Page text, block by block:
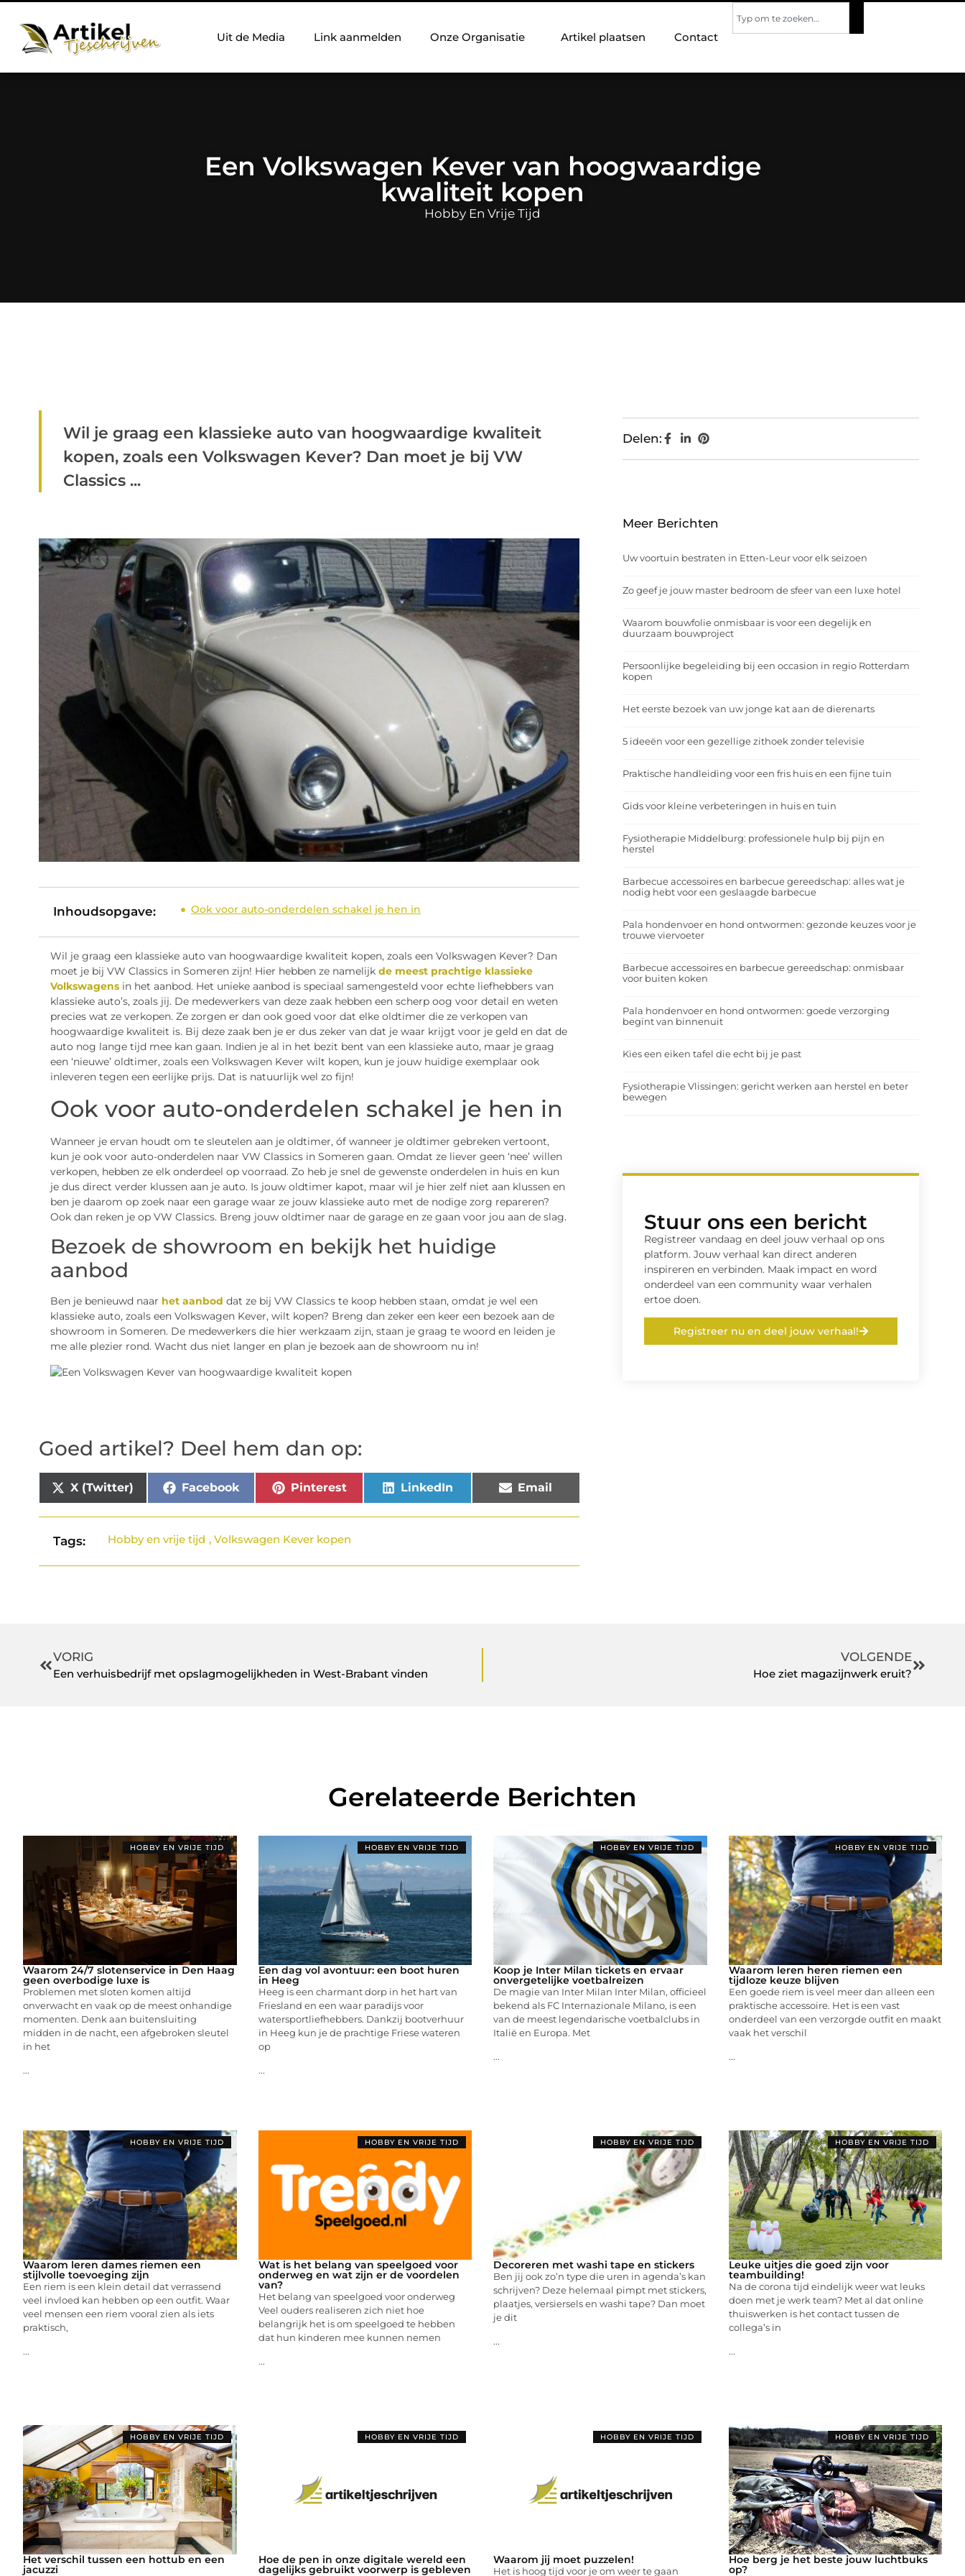
Uit de Media Link aanmelden Onze Organisatie Artikel plaatsen Contact
Een Volkswagen Kever van hoogwaardige
kwaliteit kopen
Hobby En Vrije Tijd
Wil je graag een klassieke auto van hoogwaardige kwaliteit
kopen, zoals een Volkswagen Kever? Dan moet je bij VW
Classics ...
Inhoudsopgave: Ook voor auto-onderdelen schakel je hen in
Wil je graag een klassieke auto van hoogwaardige kwaliteit kopen, zoals een Volkswagen Kever? Dan
moet je bij VW Classics in Someren zijn! Hier hebben ze namelijk de meest prachtige klassieke
Volkswagensin het aanbod. Het unieke aanbod is speciaal samengesteld voor echte liefhebbers van
klassieke auto’s, zoals jij. De medewerkers van deze zaak hebben een scherp oog voor detail en weten
precies wat ze verkopen. Ze zorgen er dan ook goed voor dat elke oldtimer die ze verkopen van
hoogwaardige kwaliteit is. Bij deze zaak ben je er dus zeker van dat je waar krijgt voor je geld en dat de
auto nog lange tijd mee kan gaan. Indien je al in het bezit bent van een klassieke auto, maar je graag
een ‘nieuwe’ oldtimer, zoals een Volkswagen Kever wilt kopen, kun je jouw huidige exemplaar ook
inleveren tegen een eerlijke prijs. Dat is natuurlijk wel zo fijn!
Ook voor auto-onderdelen schakel je hen in
Wanneer je ervan houdt om te sleutelen aan je oldtimer, óf wanneer je oldtimer gebreken vertoont,
kun je ook voor auto-onderdelen naar VW Classics in Someren gaan. Omdat ze liever geen ‘nee’ willen
verkopen, hebben ze elk onderdeel op voorraad. Zo heb je snel de gewenste onderdelen in huis en kun
je dus direct verder klussen aan je auto. Is jouw oldtimer kapot, maar wil je hier zelf niet aan klussen en
ben je daarom op zoek naar een garage waar ze jouw klassieke auto met de nodige zorg repareren?
Ook dan reken je op VW Classics. Breng jouw oldtimer naar de garage en ze gaan voor jou aan de slag.
Bezoek de showroom en bekijk het huidige
aanbod
Ben je benieuwd naar het aanbod dat ze bij VW Classics te koop hebben staan, omdat je wel een
klassieke auto, zoals een Volkswagen Kever, wilt kopen? Breng dan zeker een keer een bezoek aan de
showroom in Someren. De medewerkers die hier werkzaam zijn, staan je graag te woord en leiden je
me alle plezier rond. Wacht dus niet langer en plan je bezoek aan de showroom nu in!
Goed artikel? Deel hem dan op:
X (Twitter) Facebook Pinterest LinkedIn Email
Tags: Hobby en vrije tijd ,Volkswagen Kever kopen
Delen:
Meer Berichten
Uw voortuin bestraten in Etten-Leur voor elk seizoen
Zo geef je jouw master bedroom de sfeer van een luxe hotel
Waarom bouwfolie onmisbaar is voor een degelijk en
duurzaam bouwproject
Persoonlijke begeleiding bij een occasion in regio Rotterdam
kopen
Het eerste bezoek van uw jonge kat aan de dierenarts
5 ideeën voor een gezellige zithoek zonder televisie
Praktische handleiding voor een fris huis en een fijne tuin
Gids voor kleine verbeteringen in huis en tuin
Fysiotherapie Middelburg: professionele hulp bij pijn en
herstel
Barbecue accessoires en barbecue gereedschap: alles wat je
nodig hebt voor een geslaagde barbecue
Pala hondenvoer en hond ontwormen: gezonde keuzes voor je
trouwe viervoeter
Barbecue accessoires en barbecue gereedschap: onmisbaar
voor buiten koken
Pala hondenvoer en hond ontwormen: goede verzorging
begint van binnenuit
Kies een eiken tafel die echt bij je past
Fysiotherapie Vlissingen: gericht werken aan herstel en beter
bewegen
Stuur ons een bericht
Registreer vandaag en deel jouw verhaal op ons
platform. Jouw verhaal kan direct anderen
inspireren en verbinden. Maak impact en word
onderdeel van een community waar verhalen
ertoe doen.
Registreer nu en deel jouw verhaal!
VORIG
Een verhuisbedrijf met opslagmogelijkheden in West-Brabant vinden
VOLGENDE
Hoe ziet magazijnwerk eruit?
Gerelateerde Berichten
HOBBY EN VRIJE TIJD
Waarom 24/7 slotenservice in Den Haag
geen overbodige luxe is
Problemen met sloten komen altijd
onverwacht en vaak op de meest onhandige
momenten. Denk aan buitensluiting
midden in de nacht, een afgebroken sleutel
in het
...
HOBBY EN VRIJE TIJD
Een dag vol avontuur: een boot huren
in Heeg
Heeg is een charmant dorp in het hart van
Friesland en een waar paradijs voor
watersportliefhebbers. Dankzij bootverhuur
in Heeg kun je de prachtige Friese wateren
op
...
HOBBY EN VRIJE TIJD
Koop je Inter Milan tickets en ervaar
onvergetelijke voetbalreizen
De magie van Inter Milan Inter Milan, officieel
bekend als FC Internazionale Milano, is een
van de meest legendarische voetbalclubs in
Italië en Europa. Met
...
HOBBY EN VRIJE TIJD
Waarom leren heren riemen een
tijdloze keuze blijven
Een goede riem is veel meer dan alleen een
praktische accessoire. Het is een vast
onderdeel van een verzorgde outfit en maakt
vaak het verschil
...
HOBBY EN VRIJE TIJD
Waarom leren dames riemen een
stijlvolle toevoeging zijn
Een riem is een klein detail dat verrassend
veel invloed kan hebben op een outfit. Waar
veel mensen een riem vooral zien als iets
praktisch,
...
HOBBY EN VRIJE TIJD
Wat is het belang van speelgoed voor
onderweg en wat zijn er de voordelen
van?
Het belang van speelgoed voor onderweg
Veel ouders realiseren zich niet hoe
belangrijk het is om speelgoed te hebben
dat hun kinderen mee kunnen nemen
...
HOBBY EN VRIJE TIJD
Decoreren met washi tape en stickers
Ben jij ook zo’n type die uren in agenda’s kan
schrijven? Deze helemaal pimpt met stickers,
plaatjes, versiersels en washi tape? Dan moet
je dit
...
HOBBY EN VRIJE TIJD
Leuke uitjes die goed zijn voor
teambuilding!
Na de corona tijd eindelijk weer wat leuks
doen met je werk team? Met al dat online
thuiswerken is het contact tussen de
collega’s in
...
HOBBY EN VRIJE TIJD
Het verschil tussen een hottub en een
jacuzzi
HOBBY EN VRIJE TIJD
Hoe de pen in onze digitale wereld een
dagelijks gebruikt voorwerp is gebleven
HOBBY EN VRIJE TIJD
Waarom jij moet puzzelen!
Het is hoog tijd voor je om weer te gaan
HOBBY EN VRIJE TIJD
Hoe berg je het beste jouw luchtbuks
op?